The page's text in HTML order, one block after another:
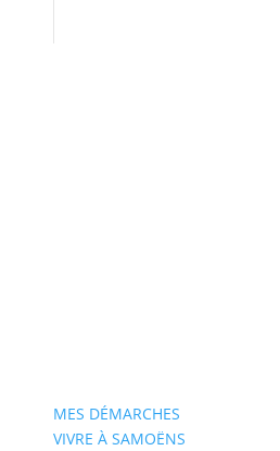
MES DÉMARCHES
VIVRE À SAMOËNS